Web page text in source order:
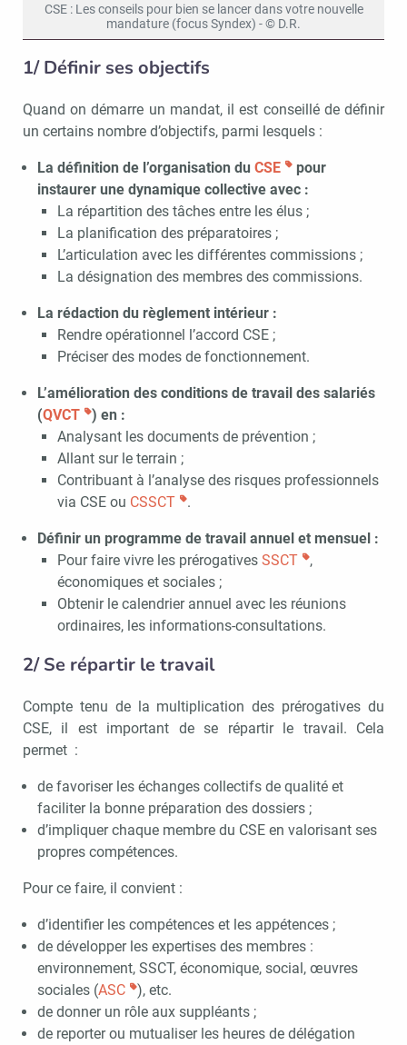
CSE : Les conseils pour bien se lancer dans votre nouvelle
mandature (focus Syndex) - © D.R.
1/ Définir ses objectifs
Quand on démarre un mandat, il est conseillé de définir
un certains nombre d’objectifs, parmi lesquels :
La définition de l’organisation du CSE
pour
instaurer une dynamique collective avec :
La répartition des tâches entre les élus ;
La planification des préparatoires ;
L’articulation avec les différentes commissions ;
La désignation des membres des commissions.
La rédaction du règlement intérieur :
Rendre opérationnel l’accord CSE ;
Préciser des modes de fonctionnement.
L’amélioration des conditions de travail des salariés
(QVCT
) en :
Analysant les documents de prévention ;
Allant sur le terrain ;
Contribuant à l’analyse des risques professionnels
via CSE ou CSSCT .
Définir un programme de travail annuel et mensuel :
Pour faire vivre les prérogativesSSCT
,
économiques et sociales ;
Obtenir le calendrier annuel avec les réunions
ordinaires, les informations-consultations.
2/ Se répartir le travail
Compte tenu de la multiplication des prérogatives du
CSE, il est important de se répartir le travail. Cela
permet :
de favoriser les échanges collectifs de qualité et
faciliter la bonne préparation des dossiers ;
d’impliquer chaque membre du CSE en valorisant ses
propres compétences.
Pour ce faire, il convient :
d’identifier les compétences et les appétences ;
de développer les expertises des membres :
environnement, SSCT, économique, social, œuvres
sociales (ASC
), etc.
de donner un rôle aux suppléants ;
de reporter ou mutualiser les heures de délégation